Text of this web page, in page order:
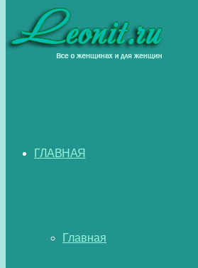
ГЛАВНАЯ
Главная